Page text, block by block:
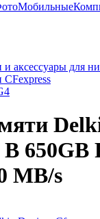
Мобильные
аксессуары для
B 650GB
MB/s